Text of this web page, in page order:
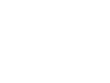
填入同样结构的土